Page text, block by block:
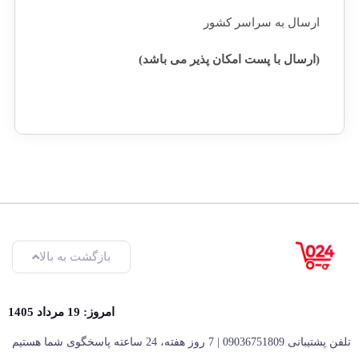
ارسال به سراسر کشور
(ارسال با پست امکان پذیر می باشد)
بازگشت به بالا
امروز: 19 مرداد 1405
تلفن پشتیبانی 09036751809 | 7 روز هفته، 24 ساعته پاسخگوی شما هستیم